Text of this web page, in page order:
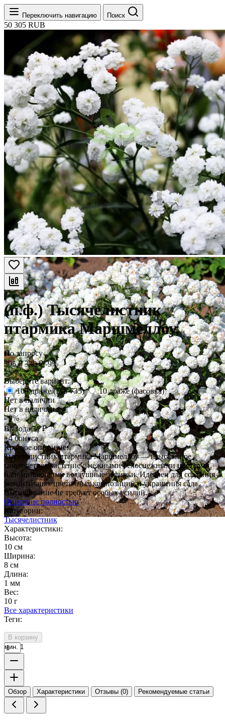
Переключить навигацию Поиск
50 305 RUB
(п.ф.) Тысячелистник
птармика Маршмеллоу,
По запросу
305 ₽ 336 ₽ -9%
Выберите вариант:
100 драже (№6-735)
10 драже (фасовка)
Нет в наличии
Нет в наличии
- 9%
Выгода31 ₽
+4 бонуса
Краткое описание:
Тысячелистник птармика Маршмеллоу — изысканное
многолетнее растение с нежными белоснежными цветками,
напоминающими воздушные зефирки. Идеален для создания
романтичных цветочных композиций и украшения сада.
Выращивание не требует особых усилий.
Описание полностью
Категории:
Тысячелистник
Характеристики:
Высота:
10 см
Ширина:
8 см
Длина:
1 мм
Вес:
10 г
Все характеристики
Теги:
В корзину
мин. 1
Обзор Характеристики Отзывы (0) Рекомендуемые статьи